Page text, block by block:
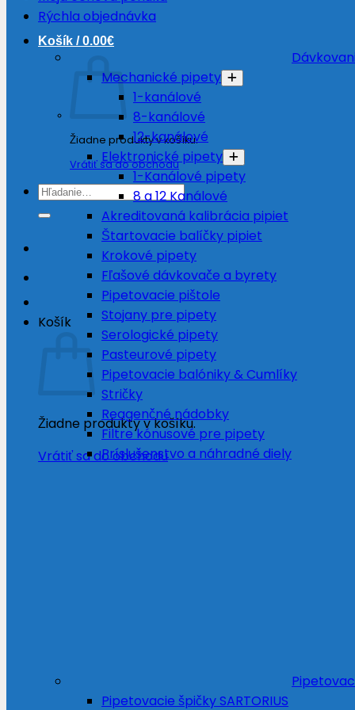
Rýchla objednávka
Košík /0.00€
Žiadne produkty v košíku.
Vrátiť sa do obchodu
Hľadať:
Košík
Žiadne produkty v košíku.
Vrátiť sa do obchodu
Mechanické pipety
1-kanálové
8-kanálové
12-kanálové
Elektronické pipety
1-Kanálové pipety
8 a 12 Kanálové
Akreditovaná kalibrácia pipiet
Štartovacie balíčky pipiet
Krokové pipety
Fľašové dávkovače a byrety
Pipetovacie pištole
Stojany pre pipety
Serologické pipety
Pasteurové pipety
Pipetovacie balóniky & Cumlíky
Stričky
Reagenčné nádobky
Filtre kónusové pre pipety
Príslušenstvo a náhradné diely
Pipetovacie špičky SARTORIUS